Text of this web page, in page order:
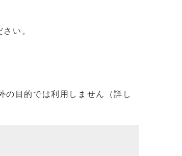
い。
の目的では利用しません（詳し